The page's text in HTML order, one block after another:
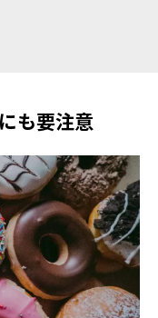
も要注意